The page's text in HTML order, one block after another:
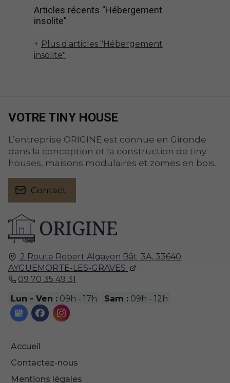
Articles récents "Hébergement
insolite"
Plus d'articles "Hébergement
insolite"
2 Route Robert Algayon Bât. 3A, 33640
AYGUEMORTE-LES-GRAVES
09 70 35 49 31
Lun - Ven : 09h - 17h Sam : 09h - 12h
Accueil
Contactez-nous
Mentions légales
VOTRE TINY HOUSE
L’entreprise ORIGINE est connue en Gironde
dans la conception et la construction de tiny
houses, maisons modulaires et zomes en bois.
Contact